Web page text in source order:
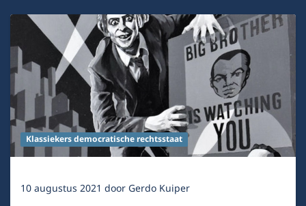
Klassiekers democratische rechtsstaat
10 augustus 2021 door Gerdo Kuiper